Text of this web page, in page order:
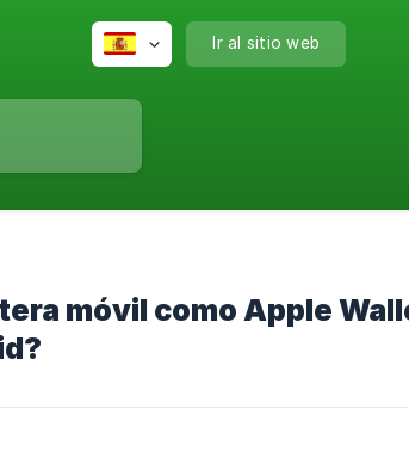
Ir al sitio web
móvil como Apple